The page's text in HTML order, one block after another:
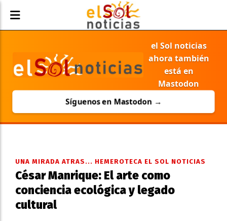
el Sol noticias
ahora también
está en
Mastodon
Síguenos en Mastodon →
César Manrique: El arte como
conciencia ecológica y legado
cultural
UNA MIRADA ATRAS... HEMEROTECA EL SOL NOTICIAS